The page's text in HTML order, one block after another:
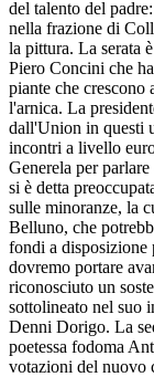
del talento del
nella frazione di
la pittura. La serata
Piero Concini che
piante che
l'arnica. La
dall'Union in questi
incontri a livello
Generela per
si è detta
sulle minoranze, la
Belluno, che
fondi a disposizione
dovremo portare
riconosciuto un
sottolineato nel suo
Denni Dorigo. La
poetessa fodoma
votazioni del nuovo